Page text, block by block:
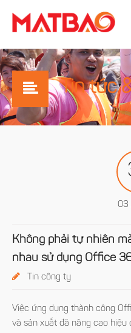
Tin tức
03
Không phải tự nhiên
nhau sử dụng Office
Tin công ty
Việc ứng dụng thành công
và sản xuất đã nâng cao